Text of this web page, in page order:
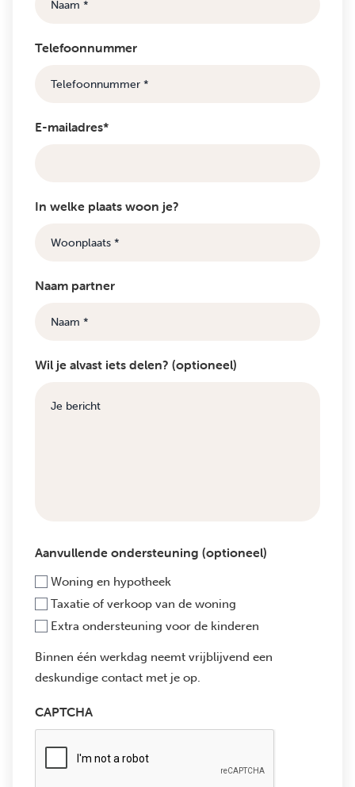
Telefoonnummer
E-mailadres*
In welke plaats woon je?
Naam partner
Wil je alvast iets delen? (optioneel)
Aanvullende ondersteuning (optioneel)
Woning en hypotheek
Taxatie of verkoop van de woning
Extra ondersteuning voor de kinderen
Binnen één werkdag neemt vrijblijvend een
deskundige contact met je op.
CAPTCHA